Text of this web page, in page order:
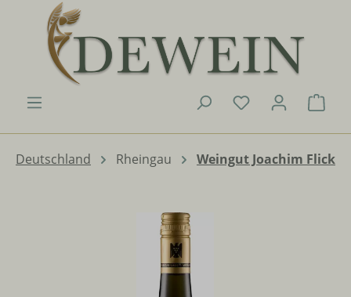
Zum Hauptinhalt springen
Du hast 0
Deutschland Rheingau Weingut Joachim Flick